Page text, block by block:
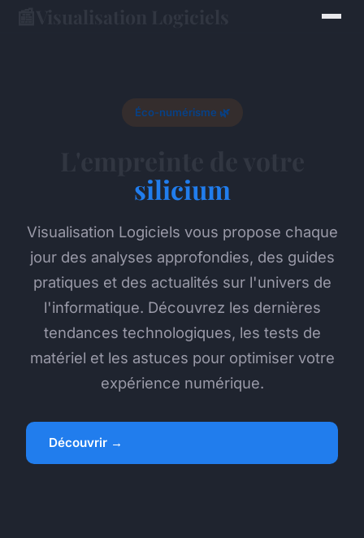
Éco-numérisme 🌿
silicium
Visualisation Logiciels vous propose chaque
jour des analyses approfondies, des guides
pratiques et des actualités sur l'univers de
l'informatique. Découvrez les dernières
tendances technologiques, les tests de
matériel et les astuces pour optimiser votre
expérience numérique.
Découvrir →